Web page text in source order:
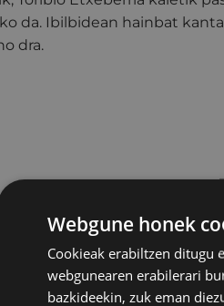
da. Ibilbidean hainbat
dra.
Webgune honek
Cookieak erabiltzen ditugu
webgunearen erabilerari
bazkideekin, zuk eman